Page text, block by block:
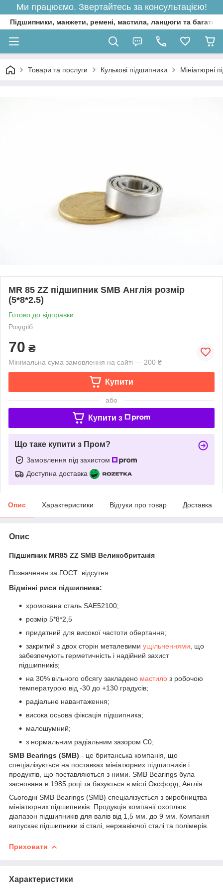
Ми працюємо. Звертайтесь за консультацією!
Підшипники, манжети, ремені, мастила, ланцюги та багато
Товари та послуги Кулькові підшипники Мініатюрні
MR 85 ZZ підшипник SMB Англія розмір
(5*8*2.5)
Готово до відправки
Роздріб
70 ₴
Мінімальна сума замовлення на сайті — 200 ₴
Купити
або
Купити з
Що таке купити з Пром?
Замовлення під захистом
Доступна доставка
Опис Характеристики Відгуки про товар Доставка
Опис
Підшипник MR85 ZZ SMB Великобританія
Позначення за ГОСТ: відсутня
Відмінні риси підшипника:
хромована сталь SAE52100;
розмір 5*8*2,5
придатний для високої частоти обертання;
закритий з двох сторін металевими ущільненнями , що
забезпечують герметичність і надійний захист
підшипників;
на 30% вільного обсягу закладено мастило з робочою
температурою від -30 до +130 градусів;
радіальне навантаження;
висока осьова фіксація підшипника;
малошумний;
з нормальним радіальним зазором С0;
SMB Bearings (SMB) - це британська компанія, що
спеціалізується на поставках мініатюрних підшипників і
продуктів, що поставляються з ними. SMB Bearings була
заснована в 1985 році та базується в місті Оксфорд, Англія.
Сьогодні SMB Bearings (SMB) спеціалізується з виробництва
мініатюрних підшипників. Продукція компанії охоплює
діапазон підшипників для валів від 1,5 мм. до 9 мм. Компанія
випускає підшипники зі сталі, нержавіючої сталі та полімерів.
Приховати
Характеристики